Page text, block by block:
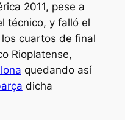
2011, pese a
técnico, y falló el
cuartos de final
Rioplatense,
quedando así
dicha